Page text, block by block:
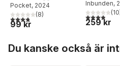
Pocket, 2024
3,8utav 5 stjärnor. Totalt antal röster:
(8)
99 kr
Inbunden,
3,9utav 5(10
259 kr
Du kanske också är